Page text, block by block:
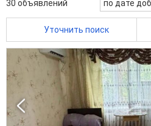
30 объявлений по дате
Уточнить поиск